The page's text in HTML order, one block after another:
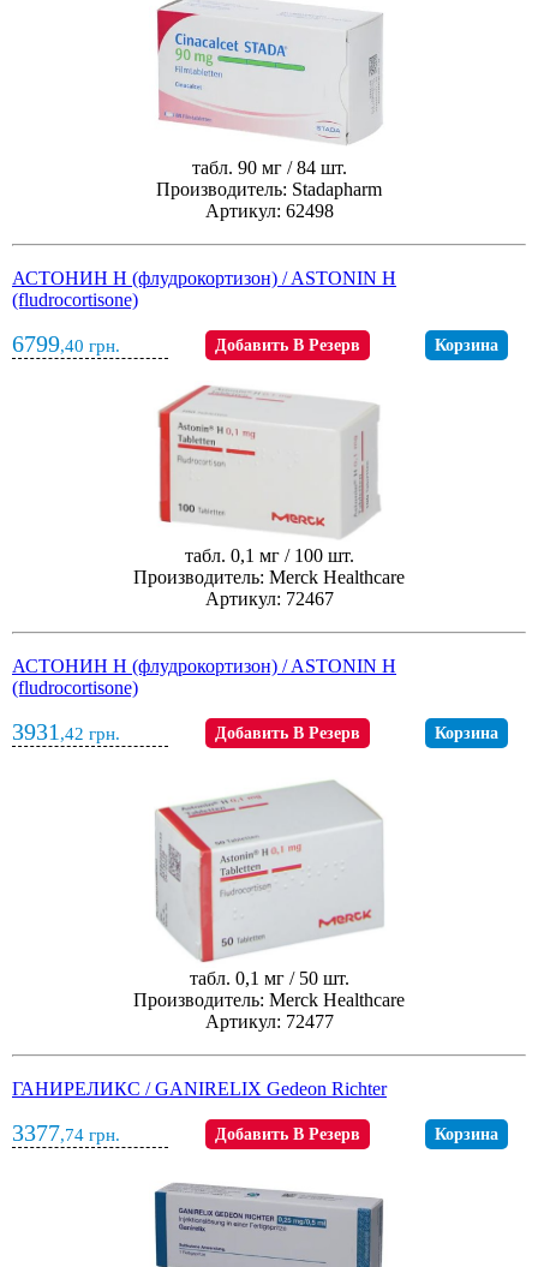
табл. 90 мг / 84 шт.
Производитель: Stadapharm
Артикул: 62498
АСТОНИН H (флудрокортизон) / ASTONIN H
(fludrocortisone)
6799,40 грн. Добавить В Резерв Корзина
табл. 0,1 мг / 100 шт.
Производитель: Merck Healthcare
Артикул: 72467
АСТОНИН H (флудрокортизон) / ASTONIN H
(fludrocortisone)
3931 ,42 грн. Добавить В Резерв Корзина
табл. 0,1 мг / 50 шт.
Производитель: Merck Healthcare
Артикул: 72477
ГАНИРЕЛИКС / GANIRELIX Gedeon Richter
3377,74 грн. Добавить В Резерв Корзина